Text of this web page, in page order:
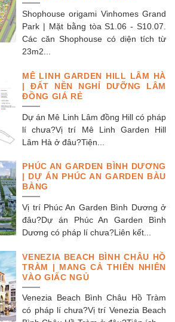
Shophouse origami Vinhomes Grand
Park | Mặt bằng tòa S1.06 - S10.07.
Các căn Shophouse có diện tích từ
23m2...
MÊ LINH GARDEN HILL LÂM HÀ
| ĐẤT NỀN NGHỈ DƯỠNG LÂM
ĐỒNG GIÁ RẺ
Dự án Mê Linh Lâm đồng Hill có pháp
lí chưa?Vị trí Mê Linh Garden Hill
Lâm Hà ở đâu?Tiện...
PHÚC AN GARDEN BÌNH DƯƠNG
| DỰ ÁN PHÚC AN GARDEN BÀU
BÀNG
Vị trí Phúc An Garden Bình Dương ở
đâu?Dự án Phúc An Garden Bình
Dương có pháp lí chưa?Liên kết...
VENEZIA BEACH BÌNH CHÂU HỒ
TRÀM | MANG CẢ THIÊN NHIÊN
VÀO GIẤC NGỦ
Venezia Beach Bình Châu Hồ Tràm
có pháp lí chưa?Vị trí Venezia Beach